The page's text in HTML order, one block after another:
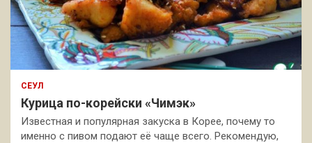
СЕУЛ
Курица по-корейски «Чимэк»
Известная и популярная закуска в Корее, почему то
именно с пивом подают её чаще всего. Рекомендую,